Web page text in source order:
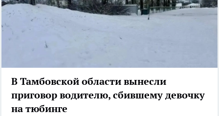
В Тамбовской области вынесли
приговор водителю, сбившему девочку
на тюбинге